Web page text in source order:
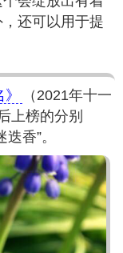
还可以用于提
（2021年十一
上榜的分别
香”。